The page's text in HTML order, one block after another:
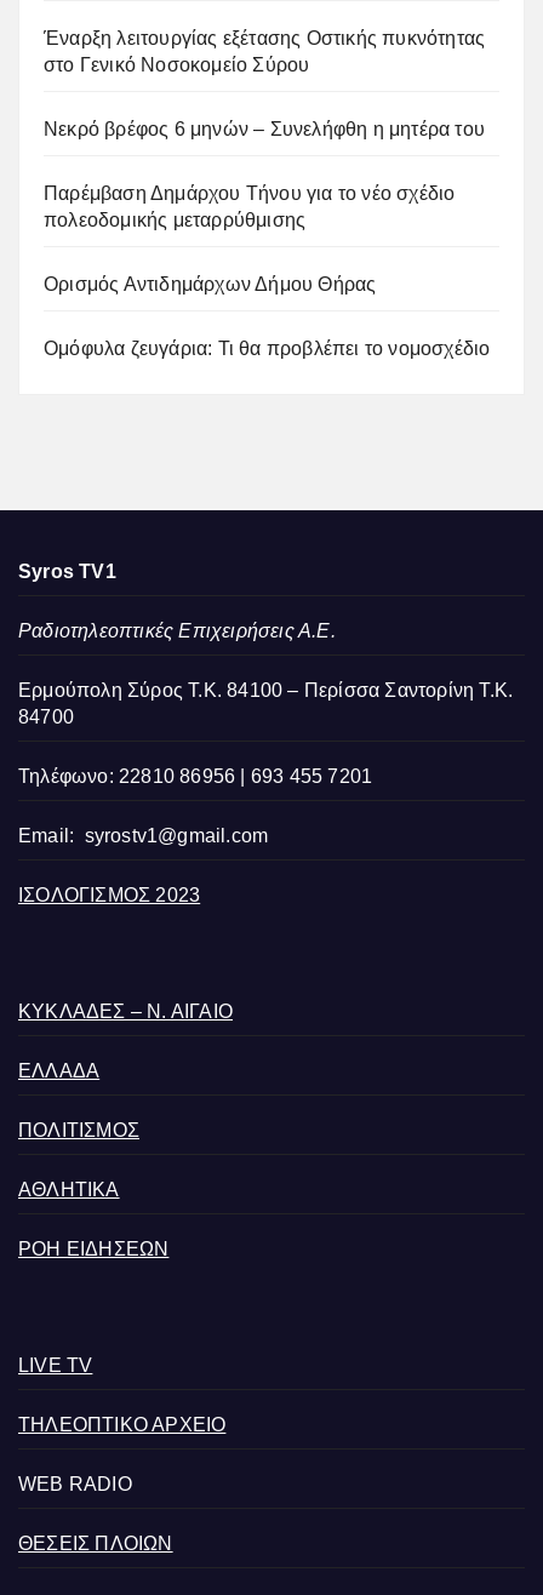
Έναρξη λειτουργίας εξέτασης Οστικής πυκνότητας
στο Γενικό Νοσοκομείο Σύρου
Νεκρό βρέφος 6 μηνών – Συνελήφθη η μητέρα του
Παρέμβαση Δημάρχου Τήνου για το νέο σχέδιο
πολεοδομικής μεταρρύθμισης
Ορισμός Αντιδημάρχων Δήμου Θήρας
Ομόφυλα ζευγάρια: Τι θα προβλέπει το νομοσχέδιο
Syros TV1
Ραδιοτηλεοπτικές Επιχειρήσεις Α.Ε.
Ερμούπολη Σύρος Τ.Κ. 84100 – Περίσσα Σαντορίνη Τ.Κ.
84700
Τηλέφωνο: 22810 86956 | 693 455 7201
Email: syrostv1@gmail.com
ΙΣΟΛΟΓΙΣΜΟΣ 2023
ΚΥΚΛΑΔΕΣ – Ν. ΑΙΓΑΙΟ
ΕΛΛΑΔΑ
ΠΟΛΙΤΙΣΜΟΣ
ΑΘΛΗΤΙΚΑ
ΡΟΗ ΕΙΔΗΣΕΩΝ
LIVE TV
ΤΗΛΕΟΠΤΙΚΟ ΑΡΧΕΙΟ
WEB RADIO
ΘΕΣΕΙΣ ΠΛΟΙΩΝ